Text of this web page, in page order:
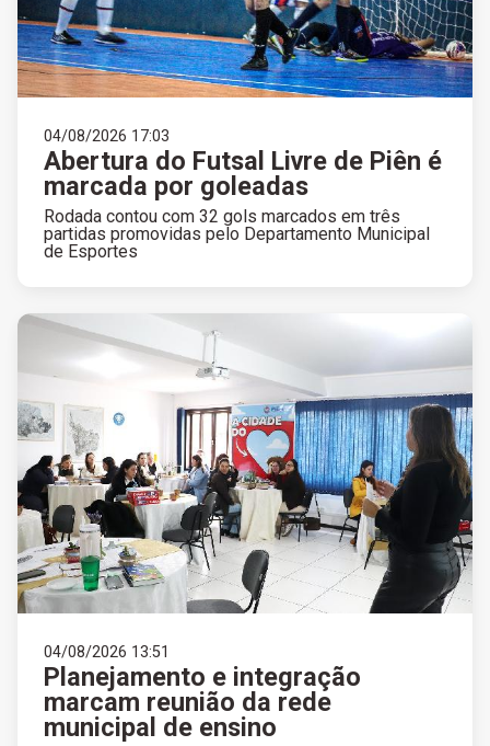
04/08/2026 17:03
Abertura do Futsal Livre de Piên é
marcada por goleadas
Rodada contou com 32 gols marcados em três
partidas promovidas pelo Departamento Municipal
de Esportes
04/08/2026 13:51
Planejamento e integração
marcam reunião da rede
municipal de ensino